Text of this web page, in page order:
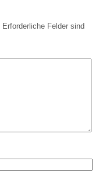
Erforderliche Felder sind